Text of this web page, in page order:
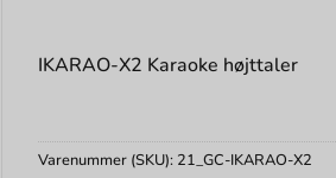
IKARAO-X2 Karaoke højttaler
Varenummer (SKU): 21_GC-IKARAO-X2